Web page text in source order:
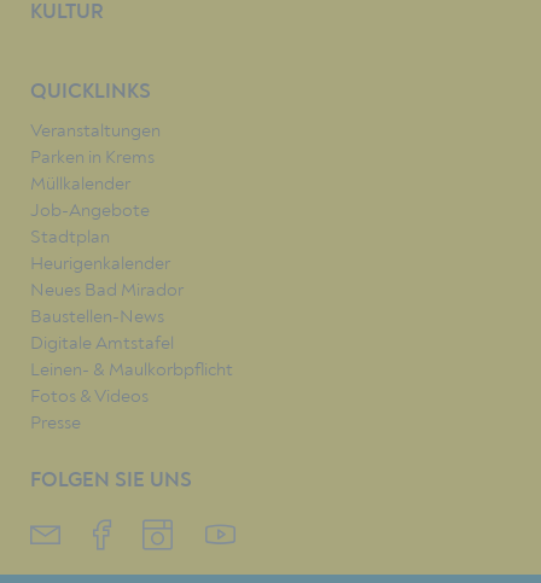
KULTUR
QUICKLINKS
Veranstaltungen
Parken in Krems
Müllkalender
Job-Angebote
Stadtplan
Heurigenkalender
Neues Bad Mirador
Baustellen-News
Digitale Amtstafel
Leinen- & Maulkorbpflicht
Fotos & Videos
Presse
FOLGEN SIE UNS